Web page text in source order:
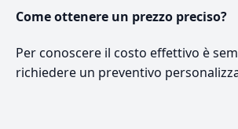
Come ottenere un prezzo preciso?
Per conoscere il costo effettivo è
richiedere un preventivo